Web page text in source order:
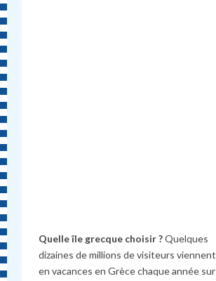
Quelle île grecque choisir ?Quelques
dizaines de millions de visiteurs viennent
en vacances en Grèce chaque année sur